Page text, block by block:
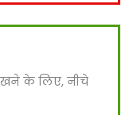
के लिए, नीचे